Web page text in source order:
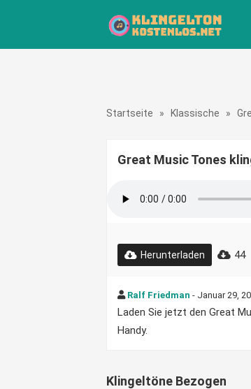
Startseite » Klassische »
Great Music Tones
Herunterladen 44
Ralf Friedman - Januar 29,
Laden Sie jetzt den Great
Handy.
Klingeltöne Bezogen